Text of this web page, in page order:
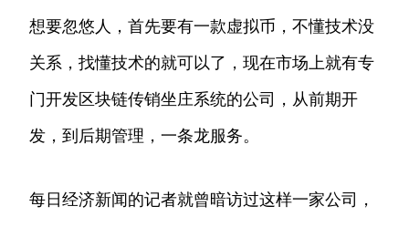
想要忽悠人，首先要有一款虚拟币，不懂技术没
关系，找懂技术的就可以了，现在市场上就有专
门开发区块链传销坐庄系统的公司，从前期开
发，到后期管理，一条龙服务。
每日经济新闻的记者就曾暗访过这样一家公司，